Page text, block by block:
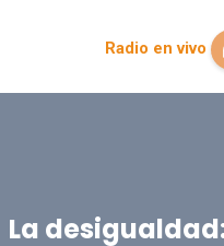
Radio en vivo
La